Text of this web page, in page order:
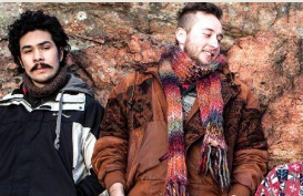
Nordiska deltagare
Allmän kurs